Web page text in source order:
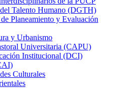
Talento Humano (DGTH)
Planeamiento y Evaluación
y Urbanismo
Universitaria (CAPU)
Institucional (DCI)
Culturales